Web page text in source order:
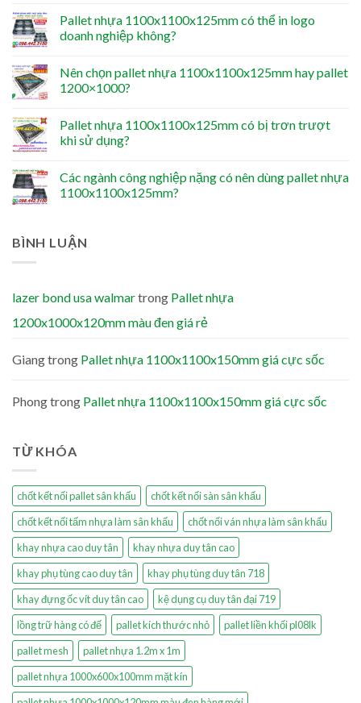
Pallet nhựa 1100x1100x125mm có thể in logo
doanh nghiệp không?
Nên chọn pallet nhựa 1100x1100x125mm hay pallet
1200×1000?
Pallet nhựa 1100x1100x125mm có bị trơn trượt
khi sử dụng?
Các ngành công nghiệp nặng có nên dùng pallet nhựa
1100x1100x125mm?
BÌNH LUẬN
lazer bond usa walmartrong Pallet nhựa
1200x1000x120mm màu đen giá rẻ
Giangtrong Pallet nhựa 1100x1100x150mm giá cực sốc
Phongtrong Pallet nhựa 1100x1100x150mm giá cực sốc
TỪ KHÓA
chốt kết nối pallet sân khấu
chốt kết nối sàn sân khấu
chốt kết nối tấm nhựa làm sân khấu
chốt nối ván nhựa làm sân khấu
khay nhựa cao duy tân
khay nhựa duy tân cao
khay phụ tùng cao duy tân
khay phụ tùng duy tân 718
khay đựng ốc vít duy tân cao
kệ dụng cụ duy tân đại 719
lồng trữ hàng có đế
pallet kích thước nhỏ
pallet liền khối pl08lk
pallet mesh
pallet nhựa 1.2m x 1m
pallet nhựa 1000x600x100mm mặt kín